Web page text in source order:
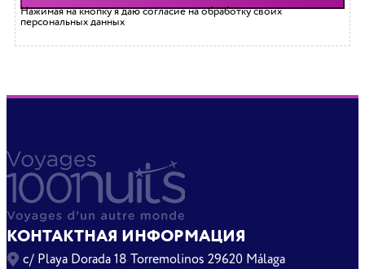
Нажимая на кнопку я даю согласие на обработку своих
персональных данных
КОНТАКТНАЯ ИНФОРМАЦИЯ
c/ Playa Dorada 18 Torremolinos 29620 Málaga